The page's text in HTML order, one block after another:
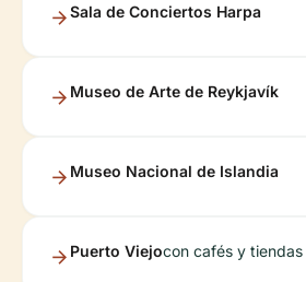
Sala de Conciertos Harpa
Museo de Arte de Reykjavík
Museo Nacional de Islandia
Puerto Viejocon cafés y tiendas